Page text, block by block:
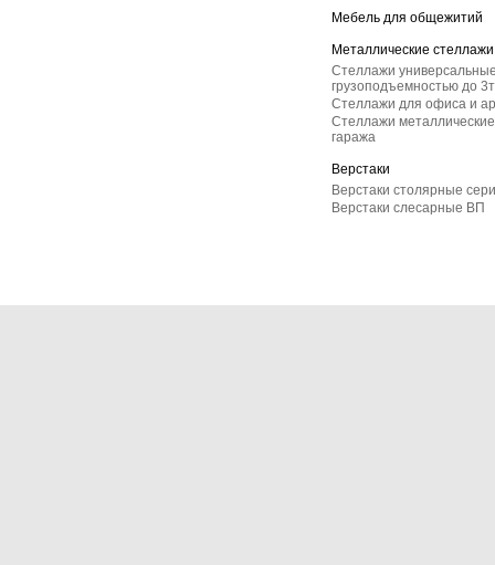
Мебель для общежитий
Металлические стеллажи
Стеллажи
грузоподъемностью до
Стеллажи для офиса и
Стеллажи
гаража
Верстаки
Верстаки столярные
Верстаки слесарные ВП